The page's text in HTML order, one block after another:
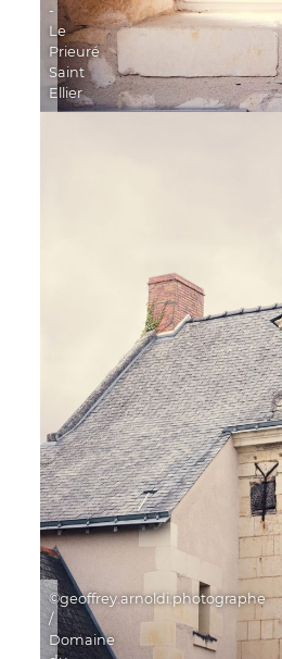
-
Le
Prieuré
Saint
Ellier
©geoffrey.arnoldi.photographe
/
Domaine